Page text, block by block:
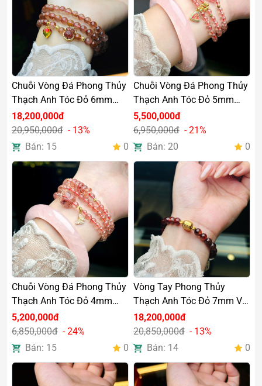
Chuỗi Vòng Đá Phong Thủy
Thạch Anh Tóc Đỏ 6mm
Mix Túi Tiền Bọc Vàng 10k,
Charm Vàng 24k
18,200,000đ
20,950,000đ - 13%
Bán: 15
0
Chuỗi Vòng Đá Phong Thủy
Thạch Anh Tóc Đỏ 5mm
Mix Hồ Ly Charm Bạc Si
Vàng Cao Cấp
5,500,000đ
6,950,000đ - 21%
Bán: 20
0
Chuỗi Vòng Đá Phong Thủy
Thạch Anh Tóc Đỏ 4mm
Mix Charm Bạc Si Vàng Cao
Cấp
5,200,000đ
6,850,000đ - 24%
Bán: 15
0
Vòng Tay Phong Thủy
Thạch Anh Tóc Đỏ 7mm VIP
Mix Đồng Trục Charm Vàng
18k
18,200,000đ
20,850,000đ - 13%
Bán: 14
0